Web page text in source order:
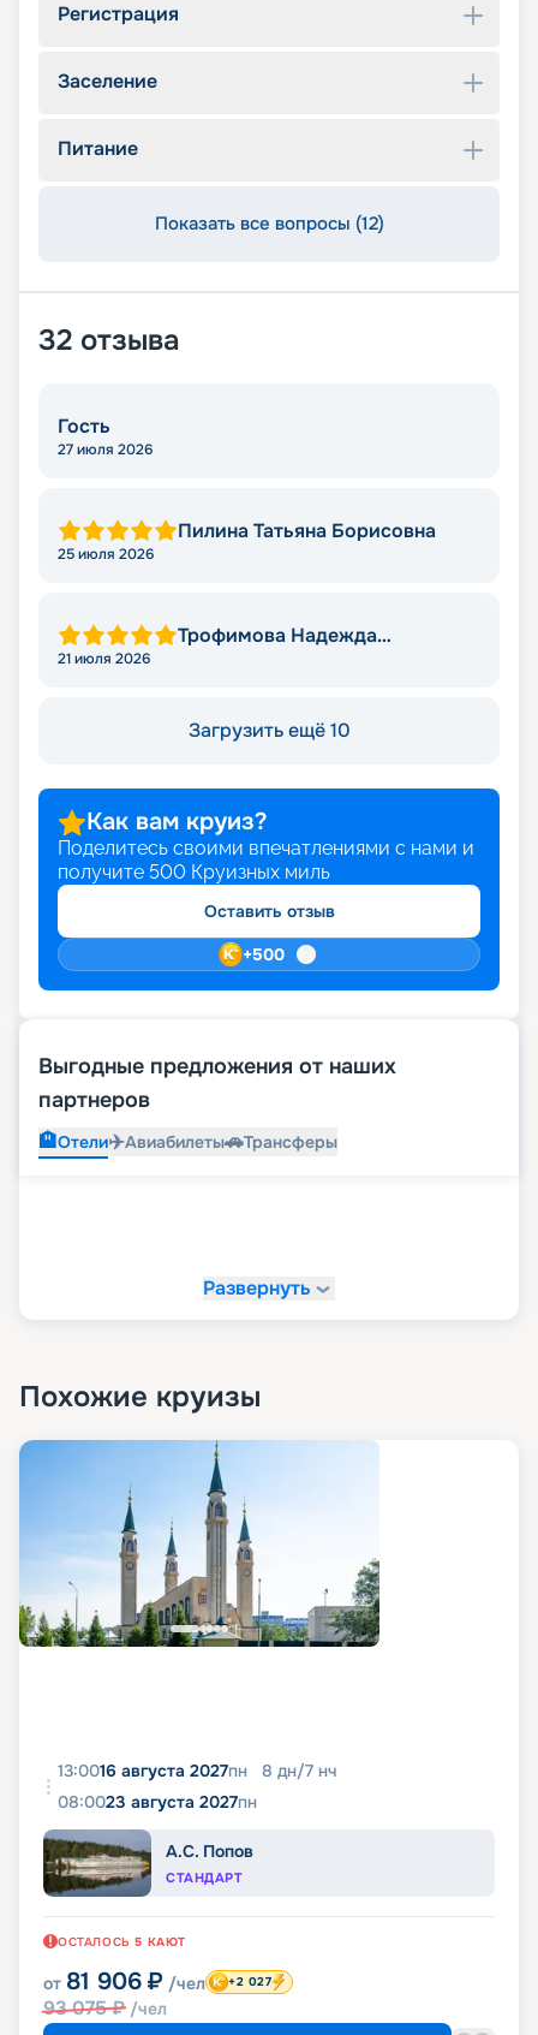
Регистрация
Заселение
Питание
Показать все вопросы (12)
32 отзыва
Гость
27 июля 2026
Пилина Татьяна Борисовна
25 июля 2026
Трофимова Надежда
21 июля 2026
Загрузить ещё 10
Как вам круиз?
Поделитесь своими впечатлениями с нами и
получите 500 Круизных миль
Оставить отзыв
+500
Выгодные предложения от наших
партнеров
🏨Отели✈️Авиабилеты🚗Трансферы
Развернуть
Похожие круизы
13:0016 августа 2027пн 8 дн/7 нч
08:0023 августа 2027пн
А.С. Попов
СТАНДАРТ
ОСТАЛОСЬ 5 КАЮТ
от 81 906 ₽ /чел
93 075₽ /чел
+2 027